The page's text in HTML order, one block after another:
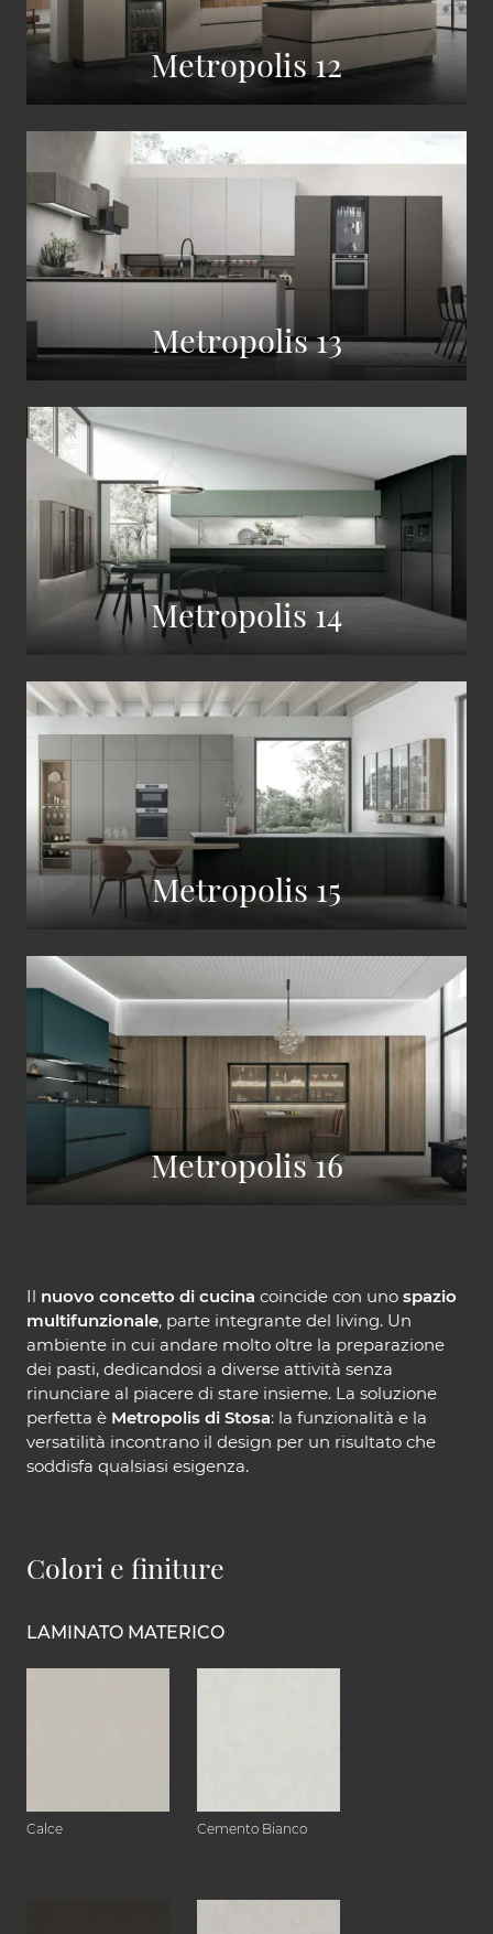
Metropolis 12
Metropolis 13
Metropolis 14
Metropolis 15
Metropolis 16
Il nuovo concetto di cucina coincide con uno spazio
multifunzionale, parte integrante del living. Un
ambiente in cui andare molto oltre la preparazione
dei pasti, dedicandosi a diverse attività senza
rinunciare al piacere di stare insieme. La soluzione
perfetta è Metropolis di Stosa: la funzionalità e la
versatilità incontrano il design per un risultato che
soddisfa qualsiasi esigenza.
Colori e finiture
LAMINATO MATERICO
Calce Cemento Bianco